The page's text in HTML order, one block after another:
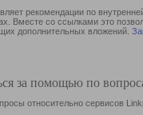
рекомендации по
Вместе со ссылками это
дополнительных вложений.
за помощью по
относительно сервисов